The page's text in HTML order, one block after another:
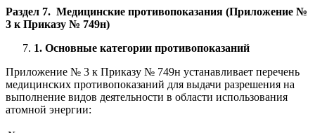
Раздел 7. Медицинские противопоказания (Приложение №
3 к Приказу № 749н)
1. Основные категории противопоказаний
Приложение № 3 к Приказу № 749н устанавливает перечень
медицинских противопоказаний для выдачи разрешения на
выполнение видов деятельности в области использования
атомной энергии: